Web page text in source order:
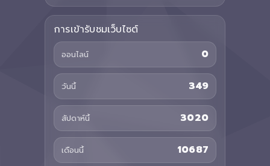
การเข้ารับชมเว็บไซต์
ออนไลน์ 0
วันนี้ 349
สัปดาห์นี้ 3020
เดือนนี้ 10687